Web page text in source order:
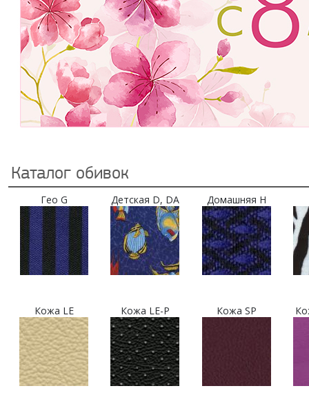
Каталог обивок
Гео G Детская D, DA Домашняя H
Кожа LE Кожа LE-P Кожа SP